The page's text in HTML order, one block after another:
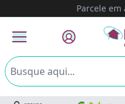
Parcele em